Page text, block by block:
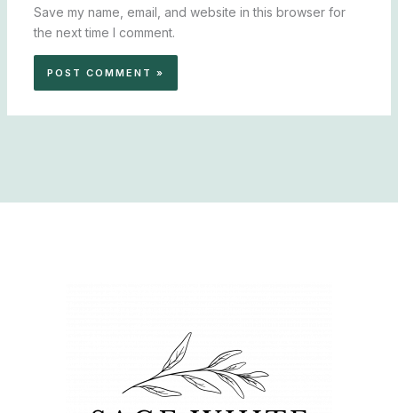
Save my name, email, and website in this browser for
the next time I comment.